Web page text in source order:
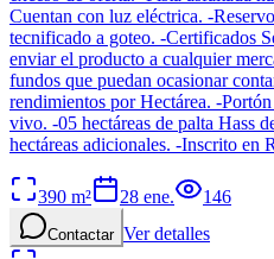
Cuentan con luz eléctrica. -
tecnificado a goteo. -Certificados
enviar el producto a cualquier
fundos que puedan ocasionar
rendimientos por Hectárea. -
vivo. -05 hectáreas de palta Hass
hectáreas adicionales. -Inscrito en
390 m² 28 ene. 146
Contactar Ver detalles